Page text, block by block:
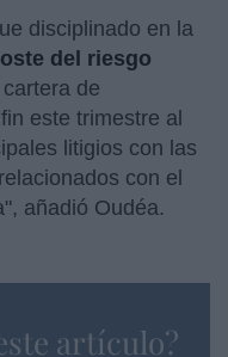
disciplinado en la
del riesgo
de
este trimestre al
litigios con las
con el
añadió Oudéa.
artículo?